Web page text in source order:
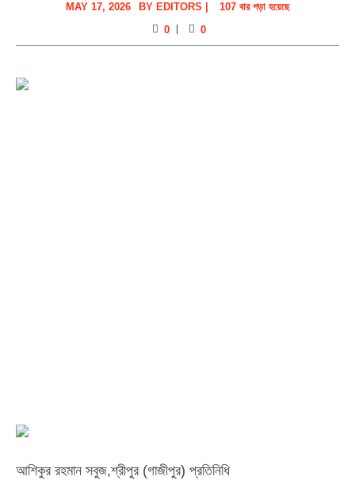
MAY 17, 2026 BY EDITORS
107 বার পড়া হয়েছে
0
0
আশিকুর রহমান সবুজ,​শ্রীপুর (গাজীপুর) প্রতিনিধি